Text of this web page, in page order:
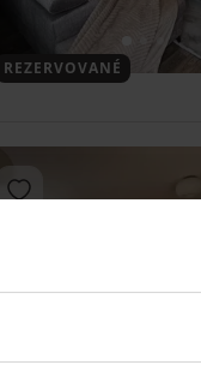
1 2 3
REZERVOVANÉ
Pridať do obľúbených